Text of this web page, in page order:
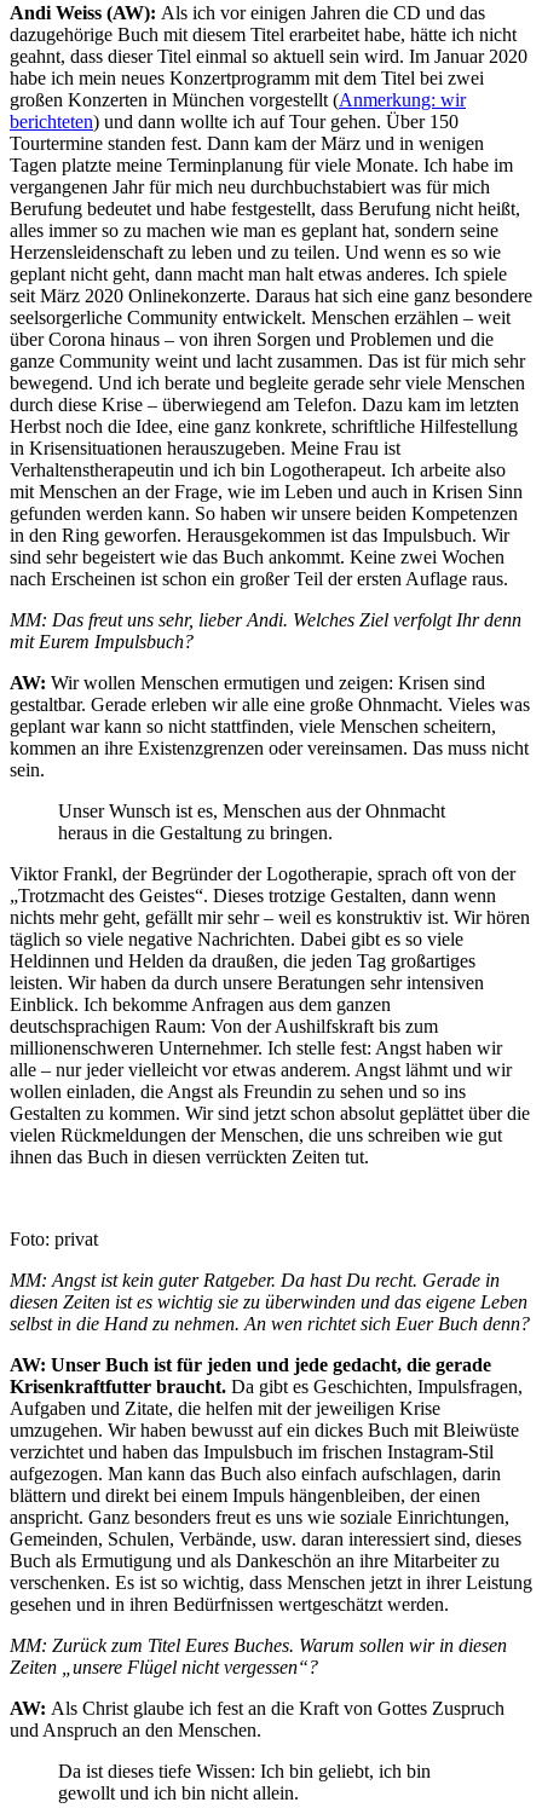
Andi Weiss (AW): Als ich vor einigen Jahren die CD und das
dazugehörige Buch mit diesem Titel erarbeitet habe, hätte ich nicht
geahnt, dass dieser Titel einmal so aktuell sein wird. Im Januar 2020
habe ich mein neues Konzertprogramm mit dem Titel bei zwei
großen Konzerten in München vorgestellt (Anmerkung: wir
berichteten) und dann wollte ich auf Tour gehen. Über 150
Tourtermine standen fest. Dann kam der März und in wenigen
Tagen platzte meine Terminplanung für viele Monate. Ich habe im
vergangenen Jahr für mich neu durchbuchstabiert was für mich
Berufung bedeutet und habe festgestellt, dass Berufung nicht heißt,
alles immer so zu machen wie man es geplant hat, sondern seine
Herzensleidenschaft zu leben und zu teilen. Und wenn es so wie
geplant nicht geht, dann macht man halt etwas anderes. Ich spiele
seit März 2020 Onlinekonzerte. Daraus hat sich eine ganz besondere
seelsorgerliche Community entwickelt. Menschen erzählen – weit
über Corona hinaus – von ihren Sorgen und Problemen und die
ganze Community weint und lacht zusammen. Das ist für mich sehr
bewegend. Und ich berate und begleite gerade sehr viele Menschen
durch diese Krise – überwiegend am Telefon. Dazu kam im letzten
Herbst noch die Idee, eine ganz konkrete, schriftliche Hilfestellung
in Krisensituationen herauszugeben. Meine Frau ist
Verhaltenstherapeutin und ich bin Logotherapeut. Ich arbeite also
mit Menschen an der Frage, wie im Leben und auch in Krisen Sinn
gefunden werden kann. So haben wir unsere beiden Kompetenzen
in den Ring geworfen. Herausgekommen ist das Impulsbuch. Wir
sind sehr begeistert wie das Buch ankommt. Keine zwei Wochen
nach Erscheinen ist schon ein großer Teil der ersten Auflage raus.
MM: Das freut uns sehr, lieber Andi. Welches Ziel verfolgt Ihr denn
mit Eurem Impulsbuch?
AW: Wir wollen Menschen ermutigen und zeigen: Krisen sind
gestaltbar. Gerade erleben wir alle eine große Ohnmacht. Vieles was
geplant war kann so nicht stattfinden, viele Menschen scheitern,
kommen an ihre Existenzgrenzen oder vereinsamen. Das muss nicht
sein.
Unser Wunsch ist es, Menschen aus der Ohnmacht
heraus in die Gestaltung zu bringen.
Viktor Frankl, der Begründer der Logotherapie, sprach oft von der
„Trotzmacht des Geistes“. Dieses trotzige Gestalten, dann wenn
nichts mehr geht, gefällt mir sehr – weil es konstruktiv ist. Wir hören
täglich so viele negative Nachrichten. Dabei gibt es so viele
Heldinnen und Helden da draußen, die jeden Tag großartiges
leisten. Wir haben da durch unsere Beratungen sehr intensiven
Einblick. Ich bekomme Anfragen aus dem ganzen
deutschsprachigen Raum: Von der Aushilfskraft bis zum
millionenschweren Unternehmer. Ich stelle fest: Angst haben wir
alle – nur jeder vielleicht vor etwas anderem. Angst lähmt und wir
wollen einladen, die Angst als Freundin zu sehen und so ins
Gestalten zu kommen. Wir sind jetzt schon absolut geplättet über die
vielen Rückmeldungen der Menschen, die uns schreiben wie gut
ihnen das Buch in diesen verrückten Zeiten tut.
Foto: privat
MM: Angst ist kein guter Ratgeber. Da hast Du recht. Gerade in
diesen Zeiten ist es wichtig sie zu überwinden und das eigene Leben
selbst in die Hand zu nehmen. An wen richtet sich Euer Buch denn?
AW: Unser Buch ist für jeden und jede gedacht, die gerade
Krisenkraftfutter braucht. Da gibt es Geschichten, Impulsfragen,
Aufgaben und Zitate, die helfen mit der jeweiligen Krise
umzugehen. Wir haben bewusst auf ein dickes Buch mit Bleiwüste
verzichtet und haben das Impulsbuch im frischen Instagram-Stil
aufgezogen. Man kann das Buch also einfach aufschlagen, darin
blättern und direkt bei einem Impuls hängenbleiben, der einen
anspricht. Ganz besonders freut es uns wie soziale Einrichtungen,
Gemeinden, Schulen, Verbände, usw. daran interessiert sind, dieses
Buch als Ermutigung und als Dankeschön an ihre Mitarbeiter zu
verschenken. Es ist so wichtig, dass Menschen jetzt in ihrer Leistung
gesehen und in ihren Bedürfnissen wertgeschätzt werden.
MM: Zurück zum Titel Eures Buches. Warum sollen wir in diesen
Zeiten „unsere Flügel nicht vergessen“?
AW: Als Christ glaube ich fest an die Kraft von Gottes Zuspruch
und Anspruch an den Menschen.
Da ist dieses tiefe Wissen: Ich bin geliebt, ich bin
gewollt und ich bin nicht allein.